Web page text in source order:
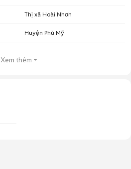
Thị xã Hoài Nhơn
Huyện Phù Mỹ
Xem thêm